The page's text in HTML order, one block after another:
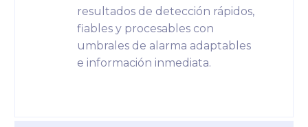
resultados de detección rápidos,
fiables y procesables con
umbrales de alarma adaptables
e información inmediata.